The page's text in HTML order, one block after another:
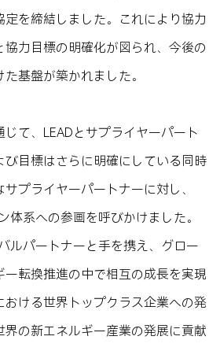
定を締結しました。これにより協力
協力目標の明確化が図られ、今後の
基盤が築かれました。
て、LEADとサプライヤーパート
び目標はさらに明確にしている同時
プライヤーパートナーに対し、
体系への参画を呼びかけました。
ルパートナーと手を携え、グロー
ー転換推進の中で相互の成長を実現
おける世界トップクラス企業への発
界の新エネルギー産業の発展に貢献